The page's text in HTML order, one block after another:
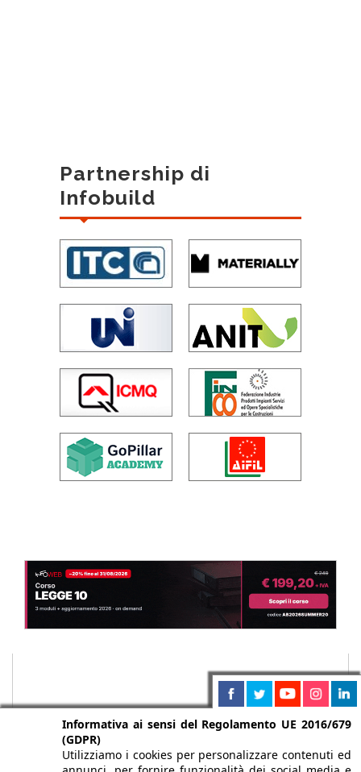
Partnership di
Infobuild
Informativa ai sensi del Regolamento UE 2016/679
(GDPR)
Utilizziamo i cookies per personalizzare contenuti ed